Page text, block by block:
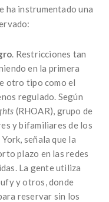
ha instrumentado una
. Restricciones tan
en la primera
otro tipo como el
regulado. Según
(RHOAR), grupo de
y bifamiliares de los
señala que la
plazo en las redes
La gente utiliza
y otros, donde
reservar sin los